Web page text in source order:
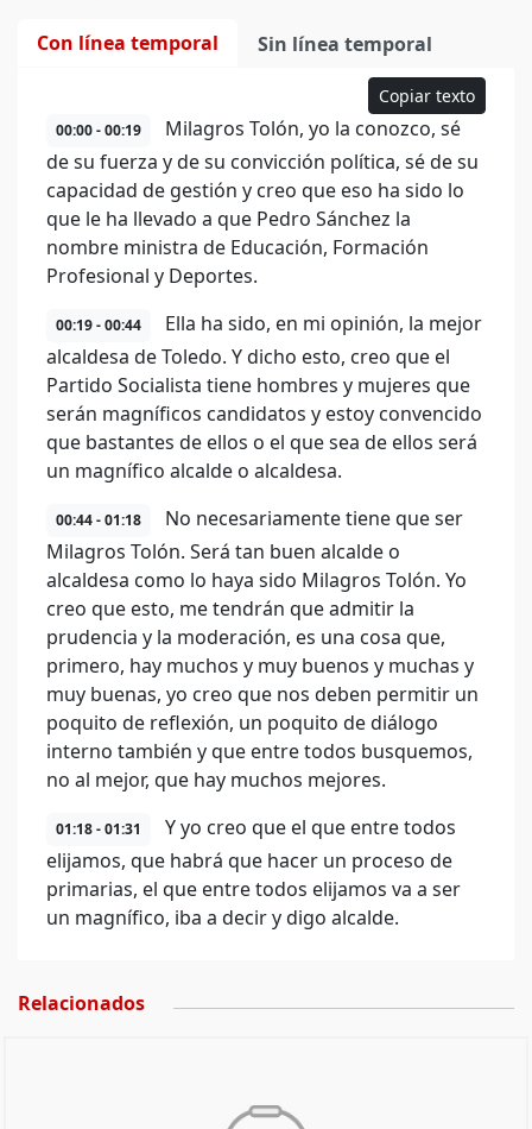
Con línea temporal Sin línea temporal
Copiar texto
00:00 - 00:19
Milagros Tolón, yo la conozco, sé
de su fuerza y de su convicción política, sé de su
capacidad de gestión y creo que eso ha sido lo
que le ha llevado a que Pedro Sánchez la
nombre ministra de Educación, Formación
Profesional y Deportes.
00:19 - 00:44
Ella ha sido, en mi opinión, la mejor
alcaldesa de Toledo. Y dicho esto, creo que el
Partido Socialista tiene hombres y mujeres que
serán magníficos candidatos y estoy convencido
que bastantes de ellos o el que sea de ellos será
un magnífico alcalde o alcaldesa.
00:44 - 01:18
No necesariamente tiene que ser
Milagros Tolón. Será tan buen alcalde o
alcaldesa como lo haya sido Milagros Tolón. Yo
creo que esto, me tendrán que admitir la
prudencia y la moderación, es una cosa que,
primero, hay muchos y muy buenos y muchas y
muy buenas, yo creo que nos deben permitir un
poquito de reflexión, un poquito de diálogo
interno también y que entre todos busquemos,
no al mejor, que hay muchos mejores.
01:18 - 01:31
Y yo creo que el que entre todos
elijamos, que habrá que hacer un proceso de
primarias, el que entre todos elijamos va a ser
un magnífico, iba a decir y digo alcalde.
Relacionados